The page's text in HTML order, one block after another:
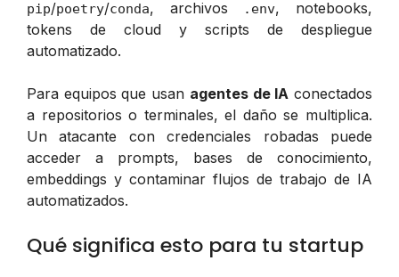
pip/poetry/conda, archivos .env, notebooks,
tokens de cloud y scripts de despliegue
automatizado.
Para equipos que usan agentes de IA conectados
a repositorios o terminales, el daño se multiplica.
Un atacante con credenciales robadas puede
acceder a prompts, bases de conocimiento,
embeddings y contaminar flujos de trabajo de IA
automatizados.
Qué significa esto para tu startup